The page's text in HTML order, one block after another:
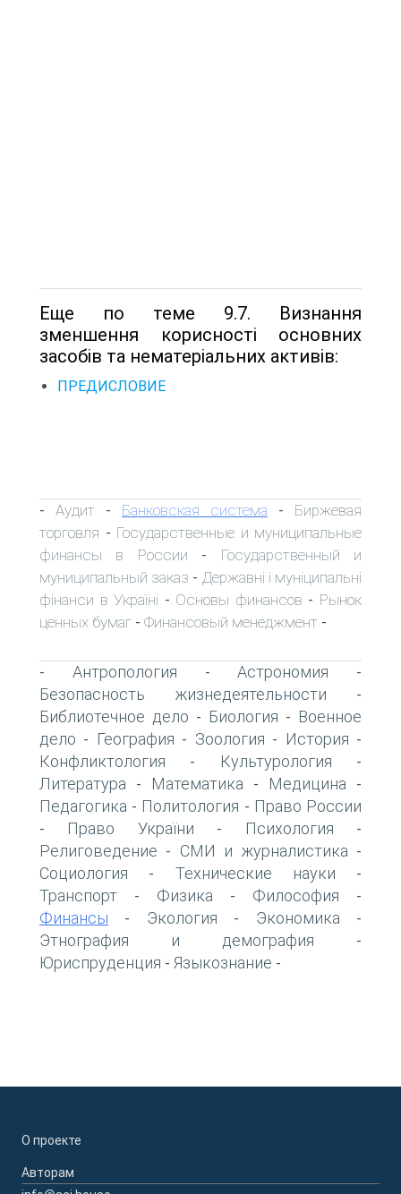
Еще по теме 9.7. Визнання
зменшення корисності основних
засобів та нематеріальних активів:
ПРЕДИСЛОВИЕ
- Аудит - Банковская система - Биржевая
торговля - Государственные и муниципальные
финансы в России - Государственный и
муниципальный заказ - Державні і муніципальні
фінанси в Україні - Основы финансов - Рынок
ценных бумаг - Финансовый менеджмент -
- Антропология -Астрономия -
Безопасность жизнедеятельности -
Библиотечное дело - Биология - Военное
дело - География - Зоология - История -
Конфликтология - Культурология -
Литература - Математика - Медицина -
Педагогика - Политология - Право России
- Право України - Психология -
Религоведение - СМИ и журналистика -
Социология - Технические науки -
Транспорт - Физика - Философия -
Финансы - Экология - Экономика -
Этнография и демография -
Юриспруденция - Языкознание -
О проекте
Авторам